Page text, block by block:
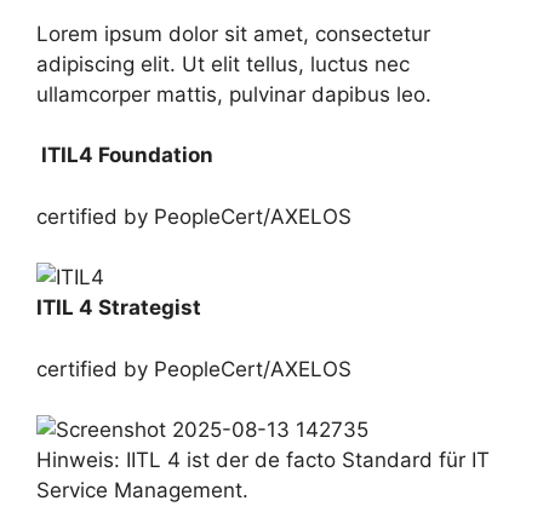
Lorem ipsum dolor sit amet, consectetur
adipiscing elit. Ut elit tellus, luctus nec
ullamcorper mattis, pulvinar dapibus leo.
ITIL4 Foundation
certified by PeopleCert/AXELOS
ITIL 4 Strategist
certified by PeopleCert/AXELOS
Hinweis: IITL 4 ist der de facto Standard für IT
Service Management.